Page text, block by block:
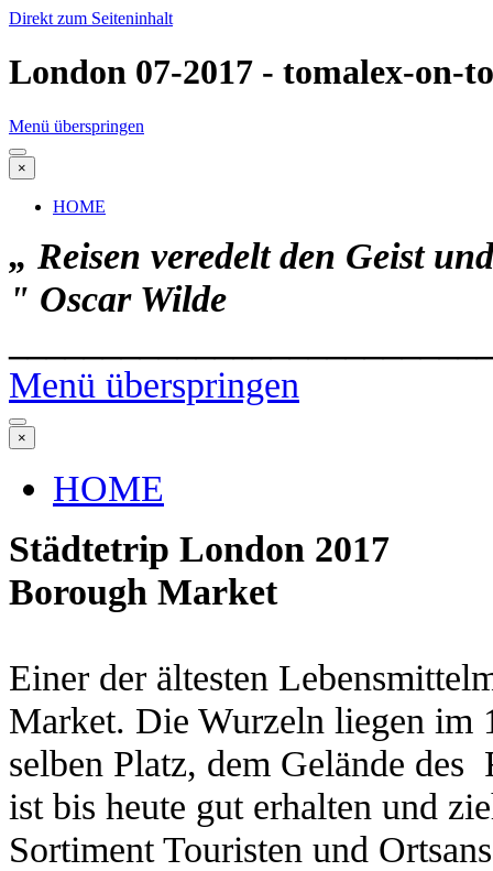
Direkt zum Seiteninhalt
London 07-2017 - tomalex-on-
Menü überspringen
×
HOME
„ Reisen veredelt den Geist
" Oscar Wilde
Menü überspringen
×
HOME
Städtetrip London 2017
Borough Market
Einer der ältesten
Market. Die Wurzeln liegen im
selben Platz, dem Gelände
ist bis heute gut erhalten und
Sortiment Touristen und